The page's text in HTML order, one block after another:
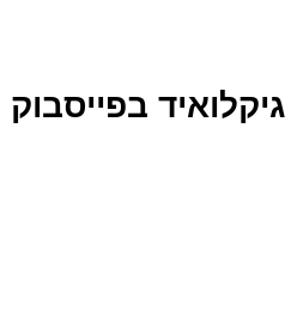
גיקלואיד בפייסבוק